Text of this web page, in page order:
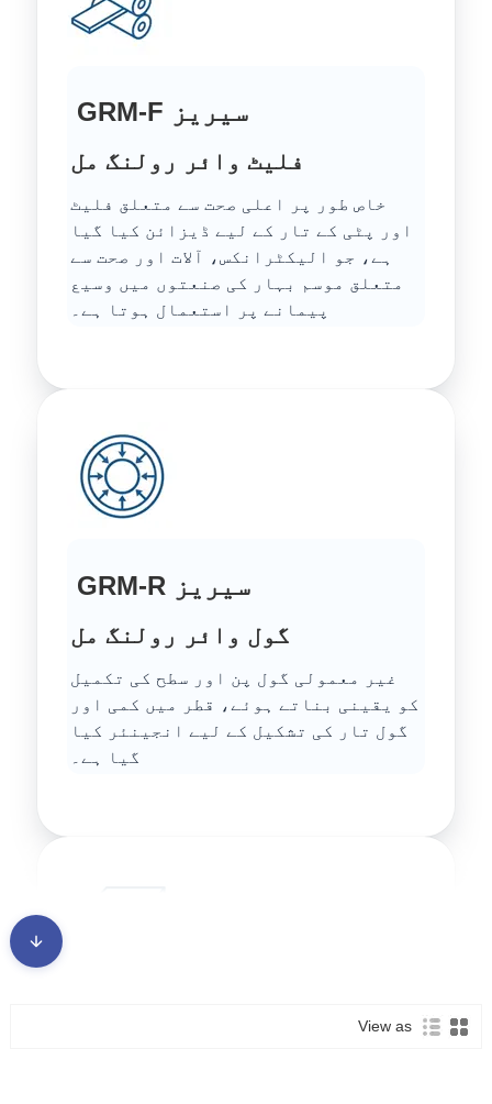
GRM-F سیریز
فلیٹ وائر رولنگ مل
خاص طور پر اعلی صحت سے متعلق فلیٹ
اور پٹی کے تار کے لیے ڈیزائن کیا گیا
ہے، جو الیکٹرانکس، آلات اور صحت سے
متعلق موسم بہار کی صنعتوں میں وسیع
پیمانے پر استعمال ہوتا ہے۔
GRM-R سیریز
گول وائر رولنگ مل
غیر معمولی گول پن اور سطح کی تکمیل
کو یقینی بناتے ہوئے، قطر میں کمی اور
گول تار کی تشکیل کے لیے انجینئر کیا
گیا ہے۔
View as